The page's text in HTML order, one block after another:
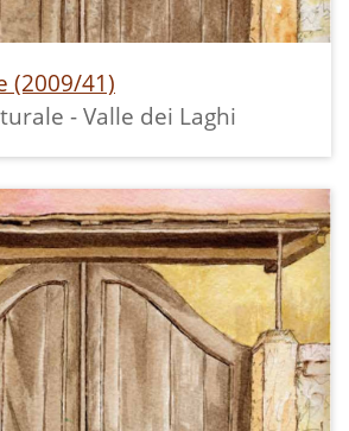
(2009/41)
- Valle dei Laghi